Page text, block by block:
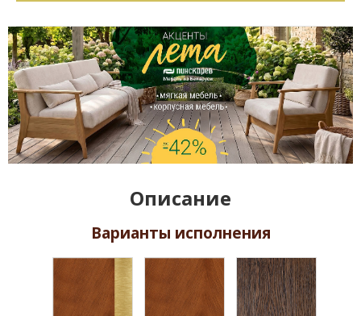
Описание
Варианты исполнения